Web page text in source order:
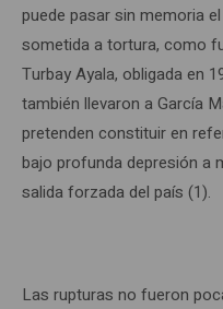
puede pasar sin memoria
sometida a tortura, como
Turbay Ayala, obligada en
también llevaron a García
pretenden constituir en
bajo profunda depresión a
salida forzada del país (1).
Las rupturas no fueron